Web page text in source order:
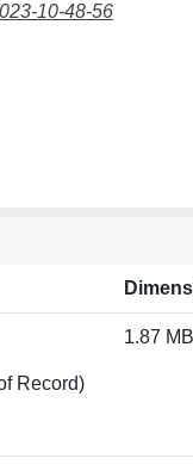
10-48-56
Record)
1.87 MB